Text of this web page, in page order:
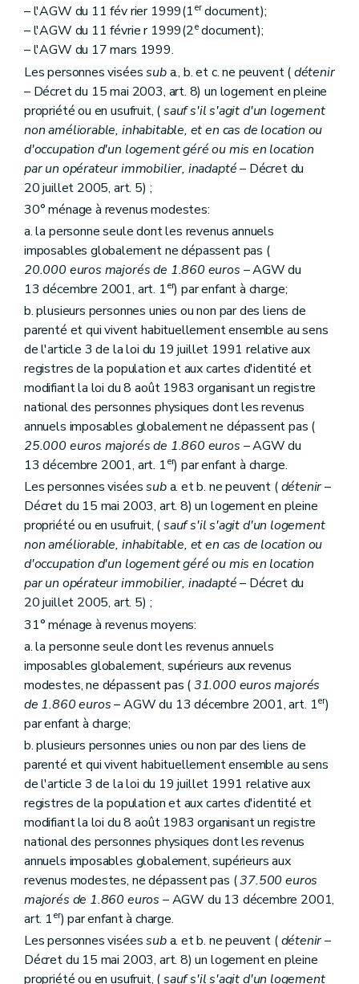
Sous-section première Généralités
Art. 1751
Sous-section 2
Des missions de service public, des tâches de service public et des moyens d'actions de la Société
Art. 1752
Sous-section 3 Des ressources
Art. 1753
Sous-section 4
Des organes de la Société
Section A. De l'assemblée générale
Art. 1754
Section B. Du conseil d'administration
Art. 1755
Art. 1756
Art. 1757
Art. 1758
Section C. De la direction
Art. 1759
Section D. Du comité d'orientation
Art. 17510
Section E. Du comité de crédits
Art. 17511
Section F. Du comité de gestion financière
Art. 17512
Sous-section 5 Du personnel de la Société
Art. 17513
Art. 17514
Sous-section 6 Du contrôle de la Société
Section A. Du contrôle révisoral
Art. 17515
Section
B. Du contrôle du Gouvernement
Art. 17516
Sous-section 7 Du contrat de gestion
Section A. Définition et contenu
Art. 17517
Section B. Conclusion, approbation, entrée en vigueur, durée et absence d'un contrat de gestion
Art. 17518
Section C. Evaluation du contrat de gestion
Art. 17519
Section 2
Des Guichets du crédit social
Sous-section première Généralités
Art. 1761
Art. 1762
Sous-section 2 Du contrôle des Guichets
Art. 1771
Art. 1772
Art.
1773
Sous-section 3 Des sanctions
Art. 1781
Sous-section 4 De la perte de l'agrément
Art. 1782
Chapitre IV Du Fonds du logement des familles nombreuses de Wallonie
Section première Généralités
Art. 179
Section 2 Du contrat de gestion
Art. 180
Art. 181
Art. 182
Section 3 Du financement
Art. 183
Section 4
De l'administration et du contrôle
Art. 184
Art. 184bis
Art. 185
Art. 185bis
– l'AGW du 11 fév rier 1999(1erdocument);
– l'AGW du 11 févrie r 1999(2edocument);
– l'AGW du 17 mars 1999.
Les personnes viséessuba., b. et c. ne peuvent (détenir
– Décret du 15 mai 2003, art. 8) un logement en pleine
propriété ou en usufruit, (sauf s'il s'agit d'un logement
non améliorable, inhabitable, et en cas de location ou
d'occupation d'un logement géré ou mis en location
par un opérateur immobilier, inadapté– Décret du
20 juillet 2005, art. 5) ;
30° ménage à revenus modestes:
a. la personne seule dont les revenus annuels
imposables globalement ne dépassent pas (
20.000 euros majorés de 1.860 euros – AGW du
13 décembre 2001, art. 1er) par enfant à charge;
b. plusieurs personnes unies ou non par des liens de
parenté et qui vivent habituellement ensemble au sens
de l'article 3 de la loi du 19 juillet 1991 relative aux
registres de la population et aux cartes d'identité et
modifiant la loi du 8 août 1983 organisant un registre
national des personnes physiques dont les revenus
annuels imposables globalement ne dépassent pas (
25.000 euros majorés de 1.860 euros – AGW du
13 décembre 2001, art. 1er) par enfant à charge.
Les personnes viséessuba. et b. ne peuvent (détenir–
Décret du 15 mai 2003, art. 8) un logement en pleine
propriété ou en usufruit, (sauf s'il s'agit d'un logement
non améliorable, inhabitable, et en cas de location ou
d'occupation d'un logement géré ou mis en location
par un opérateur immobilier, inadapté– Décret du
20 juillet 2005, art. 5) ;
31° ménage à revenus moyens:
a. la personne seule dont les revenus annuels
imposables globalement, supérieurs aux revenus
modestes, ne dépassent pas (31.000 euros majorés
de 1.860 euros– AGW du 13 décembre 2001, art. 1er)
par enfant à charge;
b. plusieurs personnes unies ou non par des liens de
parenté et qui vivent habituellement ensemble au sens
de l'article 3 de la loi du 19 juillet 1991 relative aux
registres de la population et aux cartes d'identité et
modifiant la loi du 8 août 1983 organisant un registre
national des personnes physiques dont les revenus
annuels imposables globalement, supérieurs aux
revenus modestes, ne dépassent pas (37.500 euros
majorés de 1.860 euros – AGW du 13 décembre 2001,
art. 1er) par enfant à charge.
Les personnes viséessuba. et b. ne peuvent (détenir–
Décret du 15 mai 2003, art. 8) un logement en pleine
propriété ou en usufruit, (sauf s'il s'agit d'un logement